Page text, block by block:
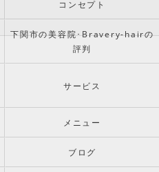
コンセプト
下関市の美容院･Bravery-hairの
評判
サービス
メニュー
ブログ